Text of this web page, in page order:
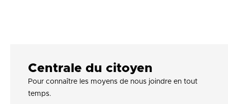
Centrale du citoyen
Pour connaître les moyens de nous joindre en tout
temps.